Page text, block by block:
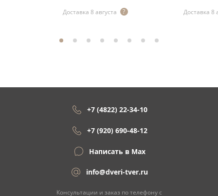
Доставка 8 августа Доставка 8
+7 (4822) 22-34-10
+7 (920) 690-48-12
Написать в Max
info@dveri-tver.ru
Консультации и заказ по телефону с